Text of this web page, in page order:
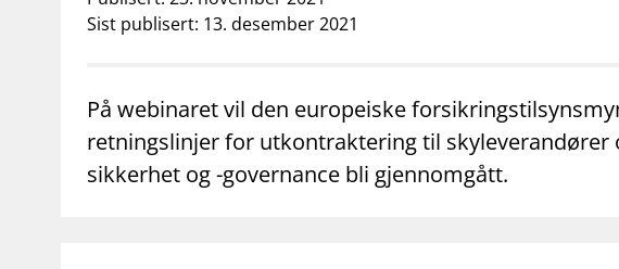
Forbrukerinformasjon
Sist publisert: 13. desember 2021
På webinaret vil den europeiske
retningslinjer for utkontraktering til skyleverandører
sikkerhet og -governance bli gjennomgått.